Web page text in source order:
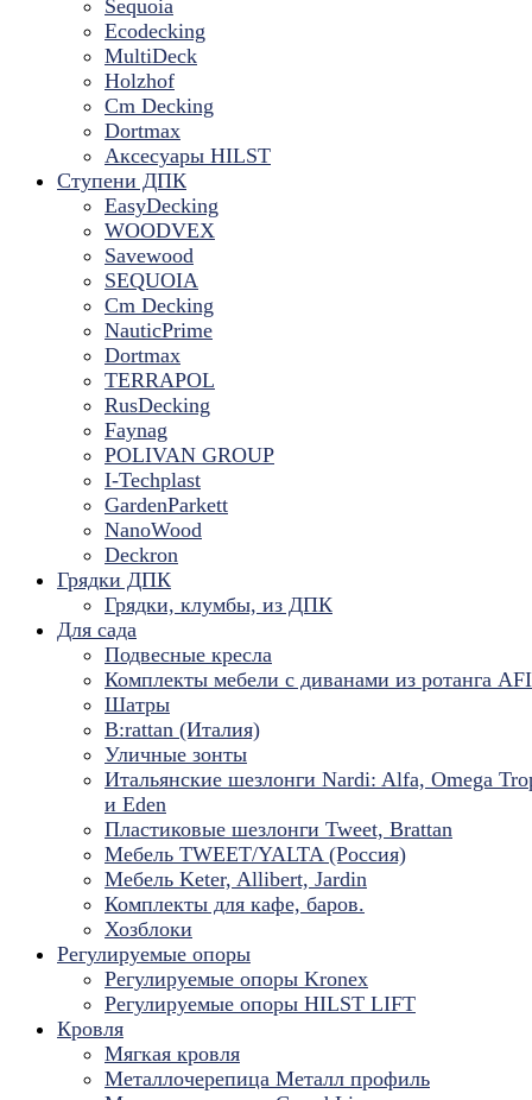
Sequoia
Ecodecking
MultiDeck
Holzhof
Cm Decking
Dortmax
Аксесуары HILST
Ступени ДПК
EasyDecking
WOODVEX
Savewood
SEQUOIA
Cm Decking
NauticPrime
Dortmax
TERRAPOL
RusDecking
Faynag
POLIVAN GROUP
I-Techplast
GardenParkett
NanoWood
Deckron
Грядки ДПК
Грядки, клумбы, из ДПК
Для сада
Подвесные кресла
Комплекты мебели с диванами из ротанга
Шатры
B:rattan (Италия)
Уличные зонты
Итальянские шезлонги Nardi: Alfa, Omega
и Eden
Пластиковые шезлонги Tweet, Brattan
Мебель TWEET/YALTA (Россия)
Мебель Keter, Allibert, Jardin
Комплекты для кафе, баров.
Хозблоки
Регулируемые опоры
Регулируемые опоры Kronex
Регулируемые опоры HILST LIFT
Кровля
Мягкая кровля
Металлочерепица Металл профиль